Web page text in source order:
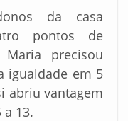
da casa
pontos de
precisou
igualdade em 5
abriu vantagem
13.